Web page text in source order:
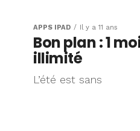
APPS IPAD Il y a 11 ans
Bon plan : 1
illimité
L’été est sans